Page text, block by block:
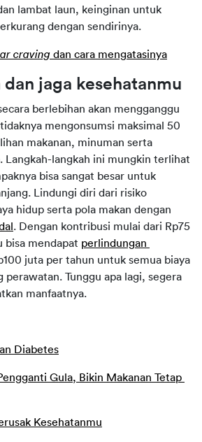
lambat laun, keinginan untuk
dengan sendirinya.
craving dan cara mengatasinya
dan jaga kesehatanmu
berlebihan akan mengganggu
mengonsumsi maksimal 50
makanan, minuman serta
Langkah-langkah ini mungkin terlihat
bisa sangat besar untuk
Lindungi diri dari risiko
. Dengan kontribusi mulai dari Rp75
bisa mendapat perlindungan
juta per tahun untuk semua biaya
perawatan. Tunggu apa lagi, segera
manfaatnya.
Diabetes
Gula, Bikin Makanan Tetap
Kesehatanmu